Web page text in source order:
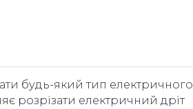
будь-який тип електричного
розрізати електричний дріт